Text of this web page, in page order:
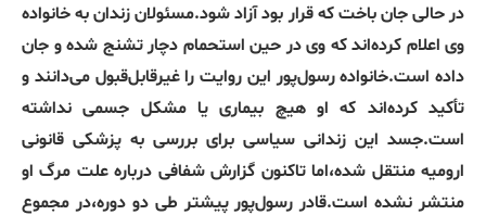
در حالی جان باخت که قرار بود آزاد شود.مسئولان زندان به خانواده
وی اعلام کرده‌اند که وی در حین استحمام دچار تشنج شده و جان
داده است.خانواده رسول‌پور این روایت را غیرقابل‌قبول می‌دانند و
تأکید کرده‌اند که او هیچ بیماری یا مشکل جسمی نداشته
است.جسد این زندانی سیاسی برای بررسی به پزشکی قانونی
ارومیه منتقل شده،اما تاکنون گزارش شفافی درباره علت مرگ او
منتشر نشده است.قادر رسول‌پور پیشتر طی دو دوره،در مجموع